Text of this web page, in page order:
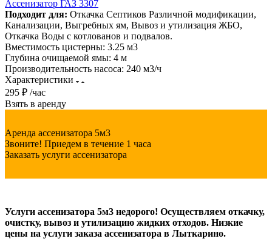
Ассенизатор ГАЗ 3307
Подходит для: Откачка Септиков Различной модификации,
Канализации, Выгребных ям, Вывоз и утилизация ЖБО,
Откачка Воды с котлованов и подвалов.
Вместимость цистерны: 3.25 м3
Глубина очищаемой ямы: 4 м
Производительность насоса: 240 м3/ч
Характеристики
295 ₽ /час
Взять в аренду
Аренда ассенизатора 5м3
Звоните! Приедем в течение 1 часа
Заказать услуги ассенизатора
Услуги ассенизатора 5м3 недорого! Осуществляем откачку,
очистку, вывоз и утилизацию жидких отходов. Низкие
цены на услуги заказа ассенизатора в Лыткарино.